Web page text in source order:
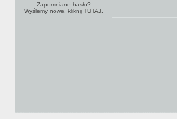
Zapomniane hasło?
Wyślemy nowe, kliknij TUTAJ.